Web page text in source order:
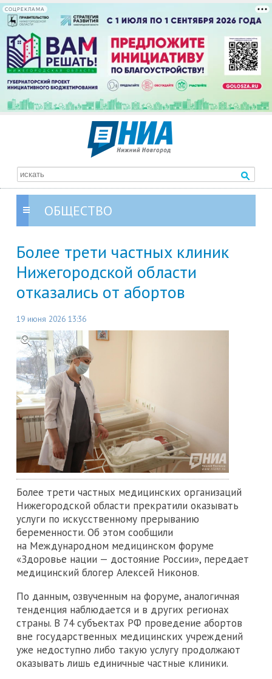
СОЦРЕКЛАМА
ОБЩЕСТВО
Более трети частных клиник
Нижегородской области
отказались от абортов
19 июня 2026 13:36
Более трети частных медицинских организаций
Нижегородской области прекратили оказывать
услуги по искусственному прерыванию
беременности. Об этом сообщили
на Международном медицинском форуме
«Здоровье нации — достояние России», передает
медицинский блогер Алексей Никонов.
По данным, озвученным на форуме, аналогичная
тенденция наблюдается и в других регионах
страны. В 74 субъектах РФ проведение абортов
вне государственных медицинских учреждений
уже недоступно либо такую услугу продолжают
оказывать лишь единичные частные клиники.